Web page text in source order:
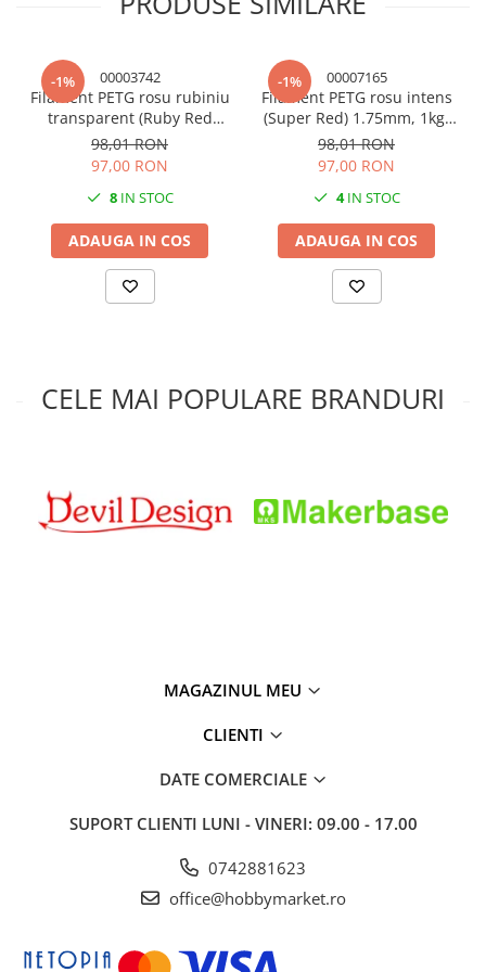
Depozitare: PET-G absoarbe ușor umiditatea din aer, de
menținerea filamentului în stare bună, se poate folosi silica
gel, care ajută la absorbția umidității și protejează materialul
de deteriorare.
-1% 00003742
Filament PETG rosu rubiniu
transparent (Ruby Red
Transparent) 1.75mm, 1kg,
Devil Design, imprimanta
98,01 RON
97,00 RON
8IN STOC
ADAUGA IN COS
-1% 00007165
Filament PETG rosu intens
(Super Red) 1.75mm, 1kg,
Devil Design, imprimanta
3D
98,01 RON
97,00 RON
4IN STOC
ADAUGA IN COS
CELE MAI POPULARE BRANDURI
MAGAZINUL MEU
CLIENTI
DATE COMERCIALE
SUPORT CLIENTI LUNI - VINERI: 09.00 - 17.00
0742881623
office@hobbymarket.ro